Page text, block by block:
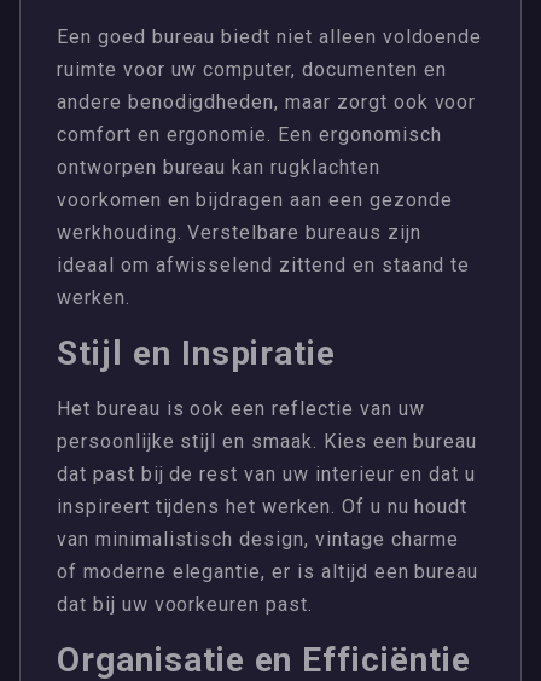
Een goed bureau biedt niet alleen voldoende
ruimte voor uw computer, documenten en
andere benodigdheden, maar zorgt ook voor
comfort en ergonomie. Een ergonomisch
ontworpen bureau kan rugklachten
voorkomen en bijdragen aan een gezonde
werkhouding. Verstelbare bureaus zijn
ideaal om afwisselend zittend en staand te
werken.
Stijl en Inspiratie
Het bureau is ook een reflectie van uw
persoonlijke stijl en smaak. Kies een bureau
dat past bij de rest van uw interieur en dat u
inspireert tijdens het werken. Of u nu houdt
van minimalistisch design, vintage charme
of moderne elegantie, er is altijd een bureau
dat bij uw voorkeuren past.
Organisatie en Efficiëntie